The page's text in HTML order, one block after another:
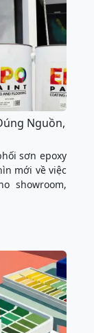
Nguồn,
sơn epoxy
mới về việc
showroom,